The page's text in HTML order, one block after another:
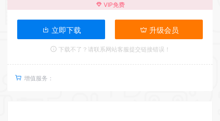
VIP免费
立即下载 升级会员
下载不了？请联系网站客服提交链接错误！
增值服务：